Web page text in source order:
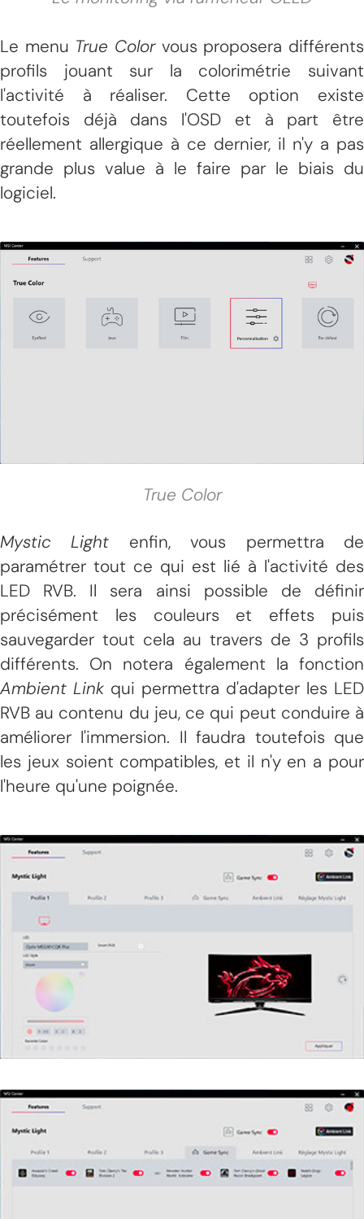
Le menu True Colorvous proposera différents
profils jouant sur la colorimétrie suivant
l'activité à réaliser. Cette option existe
toutefois déjà dans l'OSD et à part être
réellement allergique à ce dernier, il n'y a pas
grande plus value à le faire par le biais du
logiciel.
True Color
Mystic Light enfin, vous permettra de
paramétrer tout ce qui est lié à l'activité des
LED RVB. Il sera ainsi possible de définir
précisément les couleurs et effets puis
sauvegarder tout cela au travers de 3 profils
différents. On notera également la fonction
Ambient Link qui permettra d'adapter les LED
RVB au contenu du jeu, ce qui peut conduire à
améliorer l'immersion. Il faudra toutefois que
les jeux soient compatibles, et il n'y en a pour
l'heure qu'une poignée.